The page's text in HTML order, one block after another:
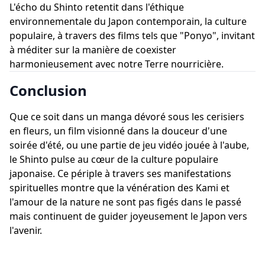
L'écho du Shinto retentit dans l'éthique
environnementale du Japon contemporain, la culture
populaire, à travers des films tels que "Ponyo", invitant
à méditer sur la manière de coexister
harmonieusement avec notre Terre nourricière.
Conclusion
Que ce soit dans un manga dévoré sous les cerisiers
en fleurs, un film visionné dans la douceur d'une
soirée d'été, ou une partie de jeu vidéo jouée à l'aube,
le Shinto pulse au cœur de la culture populaire
japonaise. Ce périple à travers ses manifestations
spirituelles montre que la vénération des Kami et
l'amour de la nature ne sont pas figés dans le passé
mais continuent de guider joyeusement le Japon vers
l'avenir.